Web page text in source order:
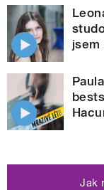
jsem
Jak